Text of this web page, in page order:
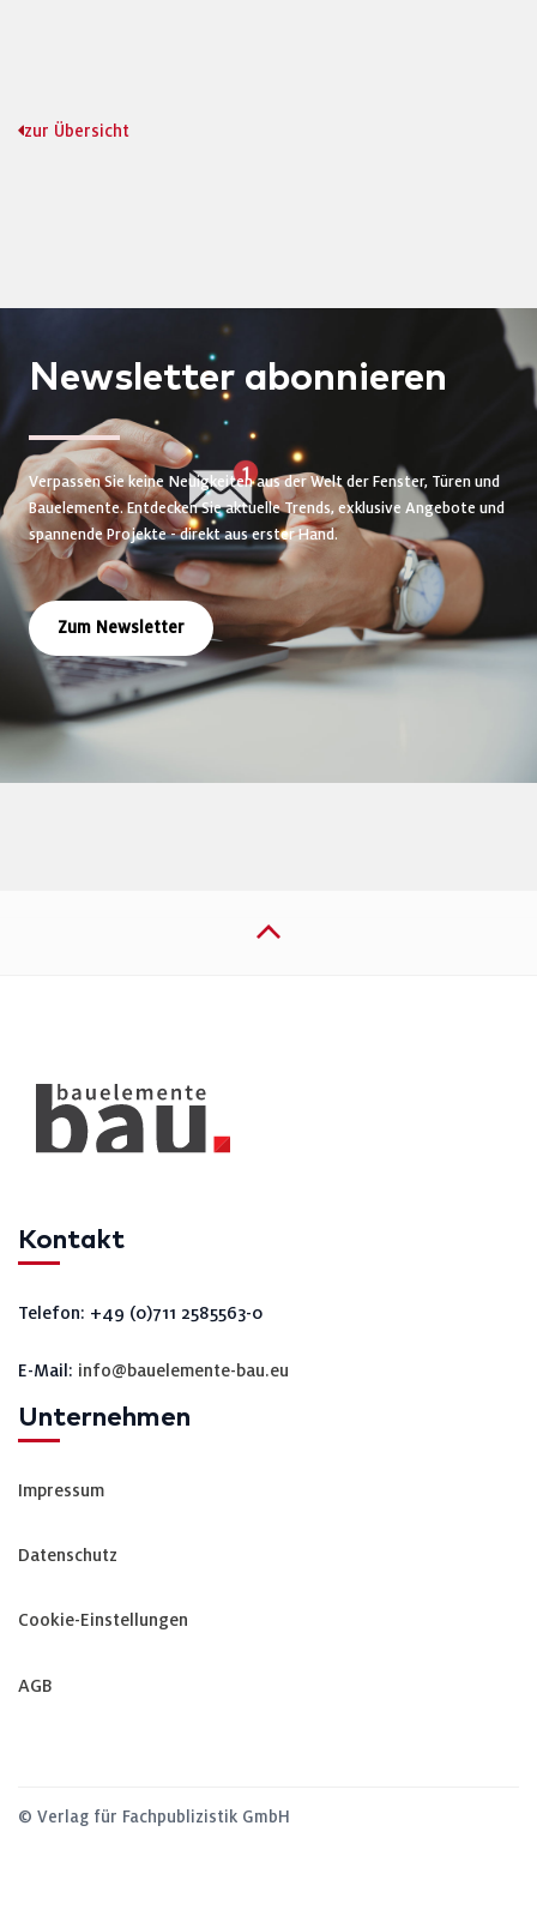
zur Übersicht
Newsletter abonnieren
Verpassen Sie keine Neuigkeiten aus der Welt der Fenster, Türen und
Bauelemente. Entdecken Sie aktuelle Trends, exklusive Angebote und
spannende Projekte - direkt aus erster Hand.
Zum Newsletter
Kontakt
Telefon: +49 (0)711 2585563-0
E-Mail: info@bauelemente-bau.eu
Unternehmen
Impressum
Datenschutz
Cookie-Einstellungen
AGB
© Verlag für Fachpublizistik GmbH